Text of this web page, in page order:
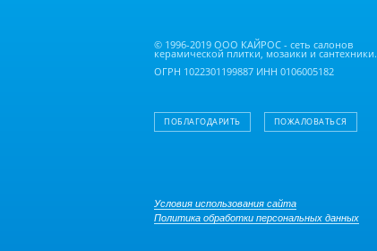
© 1996-2019 ООО КАЙРОС - сеть салонов
керамической плитки, мозаики и сантехники.
ОГРН 1022301199887 ИНН 0106005182
ПОБЛАГОДАРИТЬ ПОЖАЛОВАТЬСЯ
Условия использования сайта
Политика обработки персональных данных